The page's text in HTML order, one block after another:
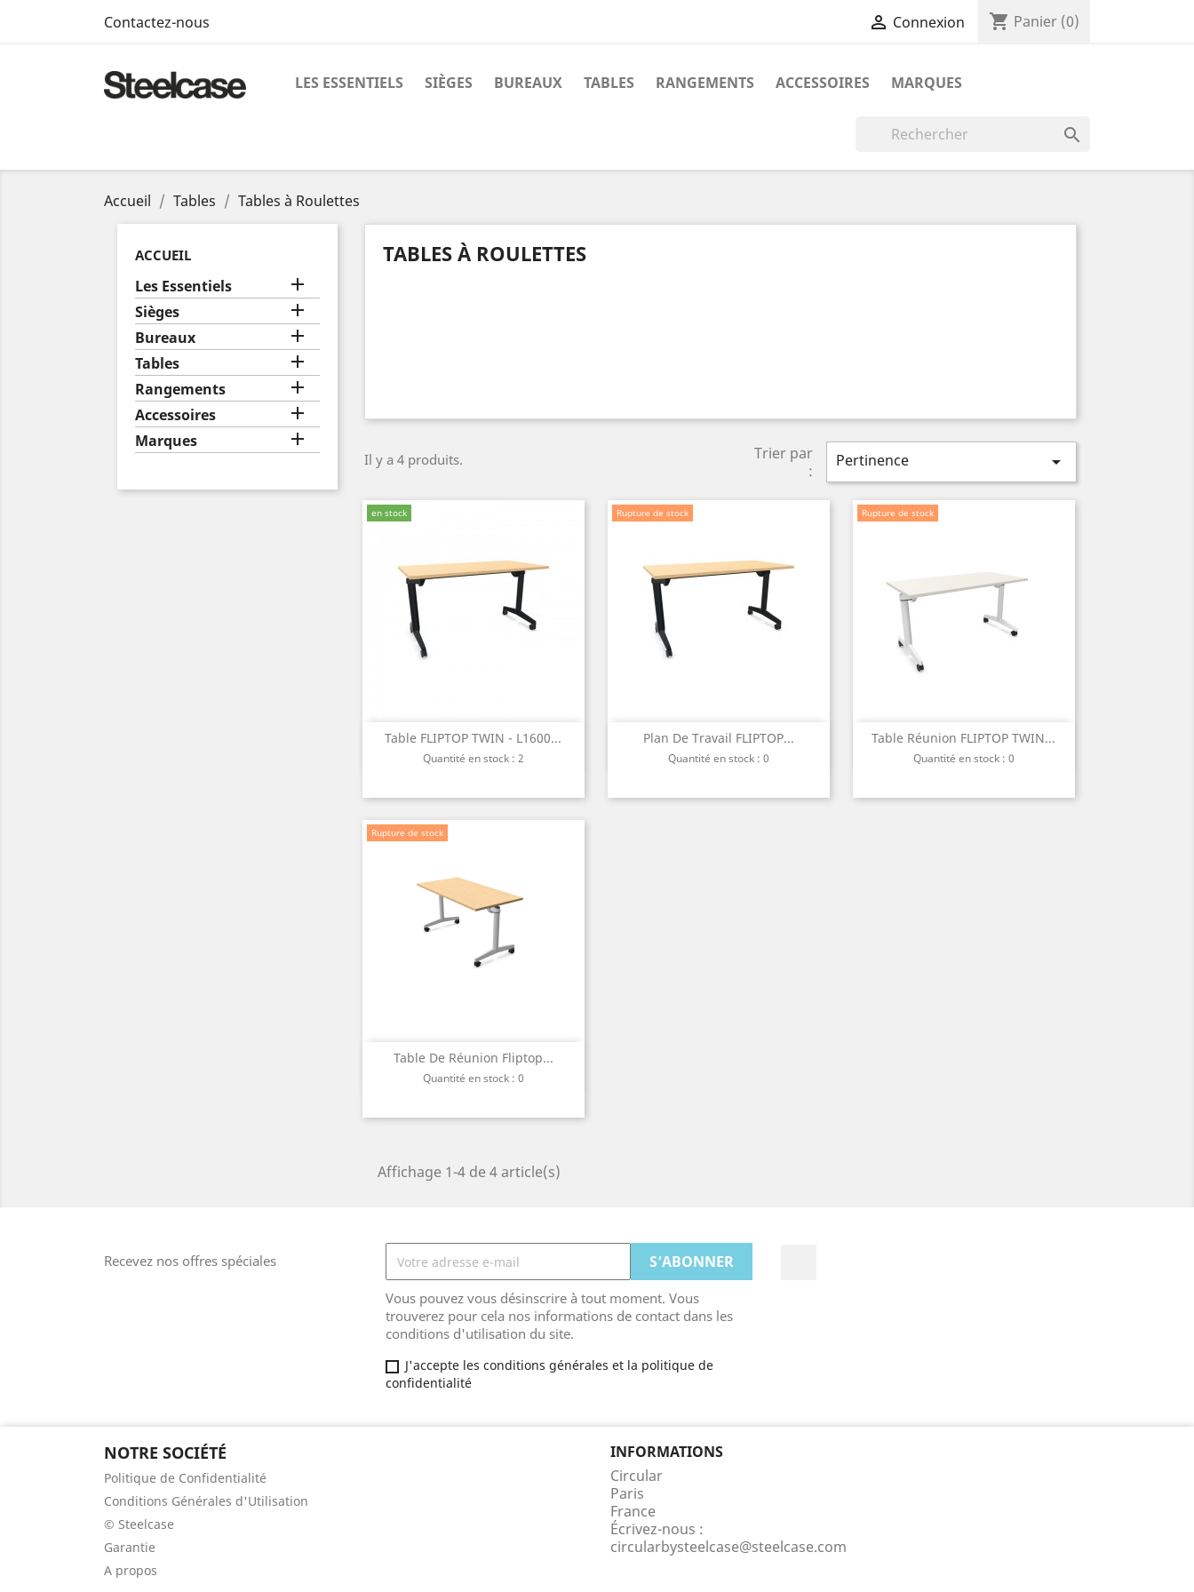
Contactez-nous  Connexion shopping_cart Panier (0)
LES ESSENTIELS SIÈGES BUREAUX TABLES RANGEMENTS ACCESSOIRES MARQUES

Accueil Tables Tables à Roulettes
ACCUEIL
Les Essentiels 
Sièges 
Bureaux 
Tables 
Rangements 
Accessoires 
Marques 
TABLES À ROULETTES
Il y a 4 produits.
Trier par
:
Pertinence 
en stock
Table FLIPTOP TWIN - L1600...
Quantité en stock : 2
Aperçu rapide
Rupture de stock
Plan De Travail FLIPTOP...
Quantité en stock : 0
Aperçu rapide
Rupture de stock
Table Réunion FLIPTOP TWIN...
Quantité en stock : 0
Aperçu rapide
Rupture de stock
Table De Réunion Fliptop...
Quantité en stock : 0
Aperçu rapide
Affichage 1-4 de 4 article(s)
Recevez nos offres spéciales
Vous pouvez vous désinscrire à tout moment. Vous
trouverez pour cela nos informations de contact dans les
conditions d'utilisation du site.
J'accepte les conditions générales et la politique de
confidentialité
NOTRE SOCIÉTÉ
Politique de Confidentialité
Conditions Générales d'Utilisation
© Steelcase
Garantie
A propos
INFORMATIONS
Circular
Paris
France
Écrivez-nous :
circularbysteelcase@steelcase.com